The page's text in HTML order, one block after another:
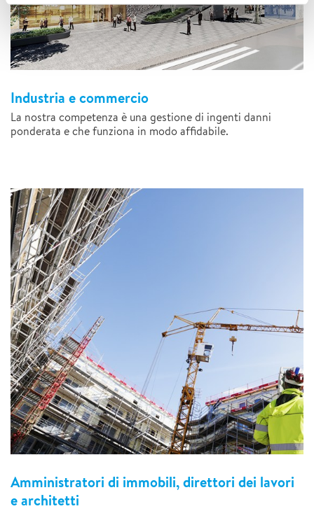
Industria e commercio
La nostra competenza è una gestione di ingenti danni
ponderata e che funziona in modo affidabile.
Amministratori di immobili, direttori dei lavori
e architetti